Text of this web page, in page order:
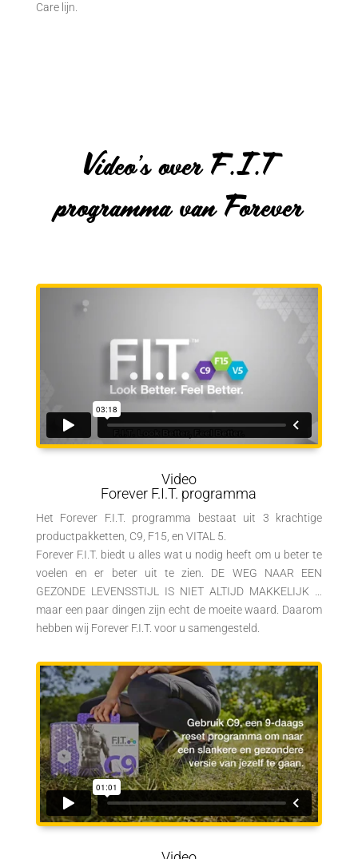
Care lijn.
Video’s over F.I.T
programma van Forever
Video
Forever F.I.T. programma
Het Forever F.I.T. programma bestaat uit 3 krachtige
productpakketten, C9, F15, en VITAL 5.
Forever F.I.T. biedt u alles wat u nodig heeft om u beter te
voelen en er beter uit te zien. DE WEG NAAR EEN
GEZONDE LEVENSSTIJL IS NIET ALTIJD MAKKELIJK …
maar een paar dingen zijn echt de moeite waard. Daarom
hebben wij Forever F.I.T. voor u samengesteld.